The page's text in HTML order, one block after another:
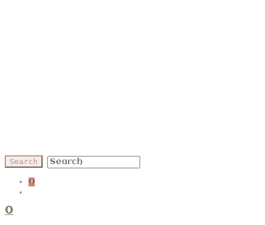
0
0